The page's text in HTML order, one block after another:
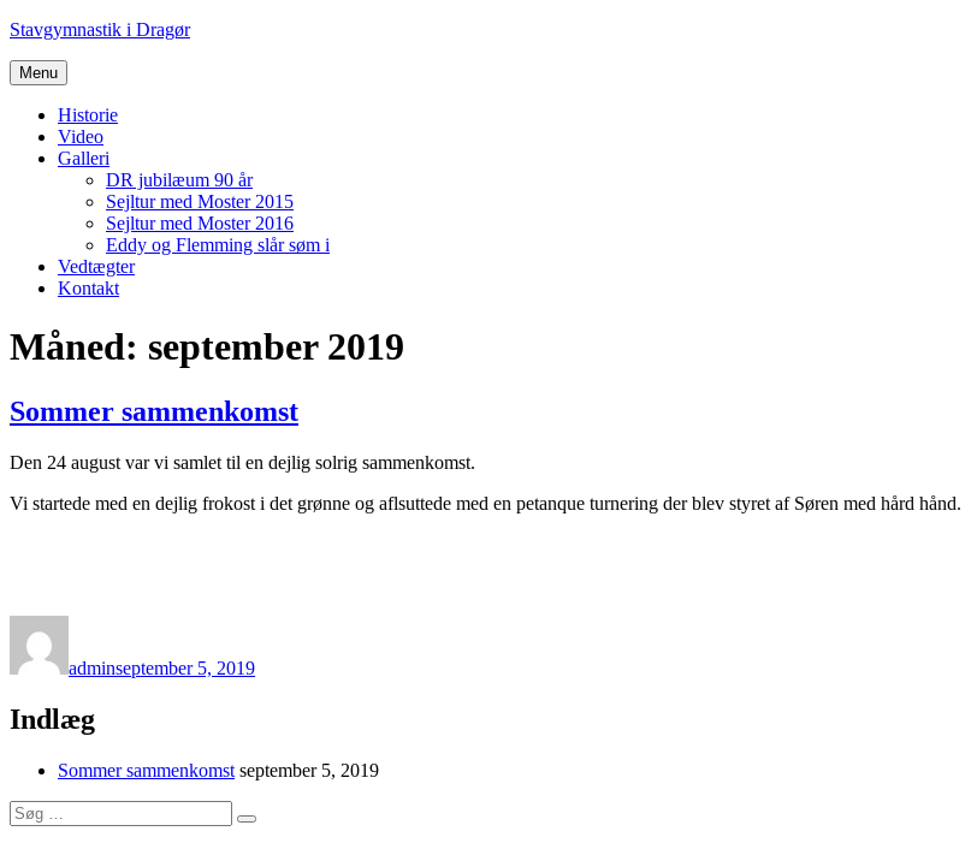
Videre
indhold
Stavgymnastik i Dragør
Menu
Historie
Video
Galleri
DR jubilæum 90 år
Sejltur med Moster 2015
Sejltur med Moster 2016
Eddy og Flemming slår søm i
Vedtægter
Kontakt
Måned: september 2019
Sommer sammenkomst
Den 24 august var vi samlet til en dejlig solrig sammenkomst.
Vi startede med en dejlig frokost i det grønne og aflsuttede med en petanque turnering der blev styret af Søren med hård hånd.
adminseptember 5, 2019
Indlæg
Sommer sammenkomst september 5, 2019
Søg
efter:
Søg